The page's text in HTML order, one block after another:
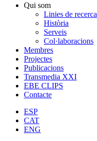
Qui som
Linies de recerca
Història
Serveis
Col·laboracions
Membres
Projectes
Publicacions
Transmedia XXI
EBE CLIPS
Contacte
ESP
CAT
ENG